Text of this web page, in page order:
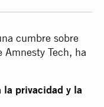
cumbre sobre
Tech, ha
la privacidad y la